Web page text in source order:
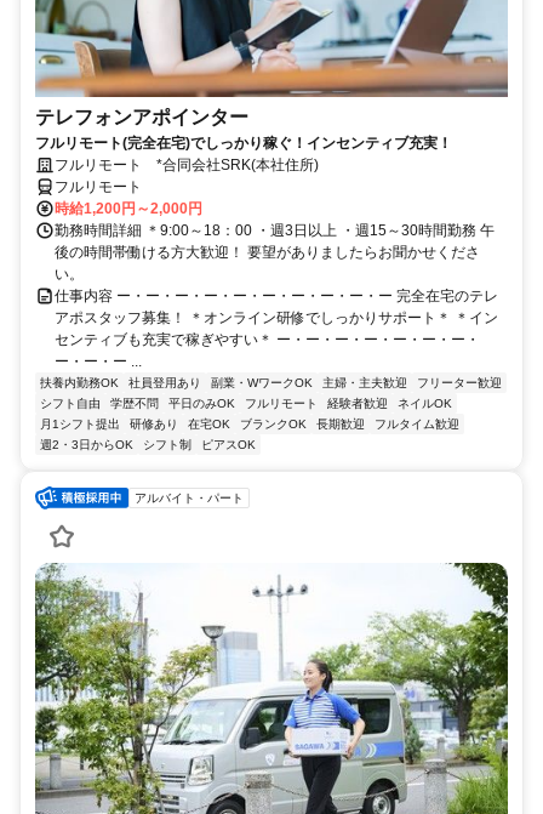
テレフォンアポインター
フルリモート(完全在宅)でしっかり稼ぐ！インセンティブ充実！
フルリモート *合同会社SRK(本社住所)
フルリモート
時給1,200円～2,000円
勤務時間詳細 ＊9:00～18：00 ・週3日以上 ・週15～30時間勤務 午
後の時間帯働ける方大歓迎！ 要望がありましたらお聞かせくださ
い。
仕事内容 ー・ー・ー・ー・ー・ー・ー・ー・ー・ー 完全在宅のテレ
アポスタッフ募集！ ＊オンライン研修でしっかりサポート＊ ＊イン
センティブも充実で稼ぎやすい＊ ー・ー・ー・ー・ー・ー・ー・
ー・ー・ー ...
扶養内勤務OK 社員登用あり 副業・WワークOK 主婦・主夫歓迎
フリーター歓迎
シフト自由
学歴不問 平日のみOK フルリモート 経験者歓迎
ネイルOK
月1シフト提出
研修あり 在宅OK ブランクOK 長期歓迎
フルタイム歓迎
週2・3日からOK
シフト制 ピアスOK
アルバイト・パート